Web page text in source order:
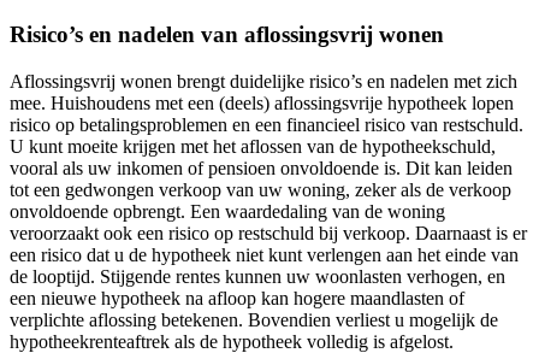
Risico’s en nadelen van aflossingsvrij wonen
Aflossingsvrij wonen brengt duidelijke risico’s en nadelen met zich
mee. Huishoudens met een (deels) aflossingsvrije hypotheek lopen
risico op betalingsproblemen en een financieel risico van restschuld.
U kunt moeite krijgen met het aflossen van de hypotheekschuld,
vooral als uw inkomen of pensioen onvoldoende is. Dit kan leiden
tot een gedwongen verkoop van uw woning, zeker als de verkoop
onvoldoende opbrengt. Een waardedaling van de woning
veroorzaakt ook een risico op restschuld bij verkoop. Daarnaast is er
een risico dat u de hypotheek niet kunt verlengen aan het einde van
de looptijd. Stijgende rentes kunnen uw woonlasten verhogen, en
een nieuwe hypotheek na afloop kan hogere maandlasten of
verplichte aflossing betekenen. Bovendien verliest u mogelijk de
hypotheekrenteaftrek als de hypotheek volledig is afgelost.